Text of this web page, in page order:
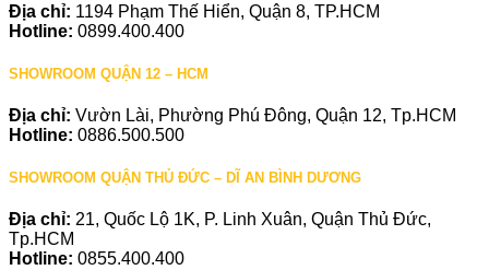
Địa chỉ: 1194 Phạm Thế Hiển, Quận 8, TP.HCM
Hotline: 0899.400.400
SHOWROOM QUẬN 12 – HCM
Địa chỉ: Vườn Lài, Phường Phú Đông, Quận 12, Tp.HCM
Hotline: 0886.500.500
SHOWROOM QUẬN THỦ ĐỨC – DĨ AN BÌNH DƯƠNG
Địa chỉ: 21, Quốc Lộ 1K, P. Linh Xuân, Quận Thủ Đức,
Tp.HCM
Hotline: 0855.400.400